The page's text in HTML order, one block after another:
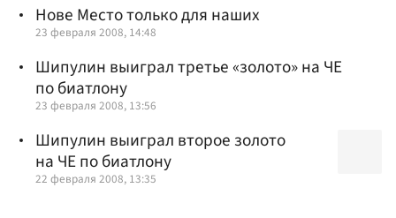
Нове Место только для наших
23 февраля 2008, 14:48
Шипулин выиграл третье «золото» на ЧЕ
по биатлону
23 февраля 2008, 13:56
Шипулин выиграл второе золото
на ЧЕ по биатлону
22 февраля 2008, 13:35